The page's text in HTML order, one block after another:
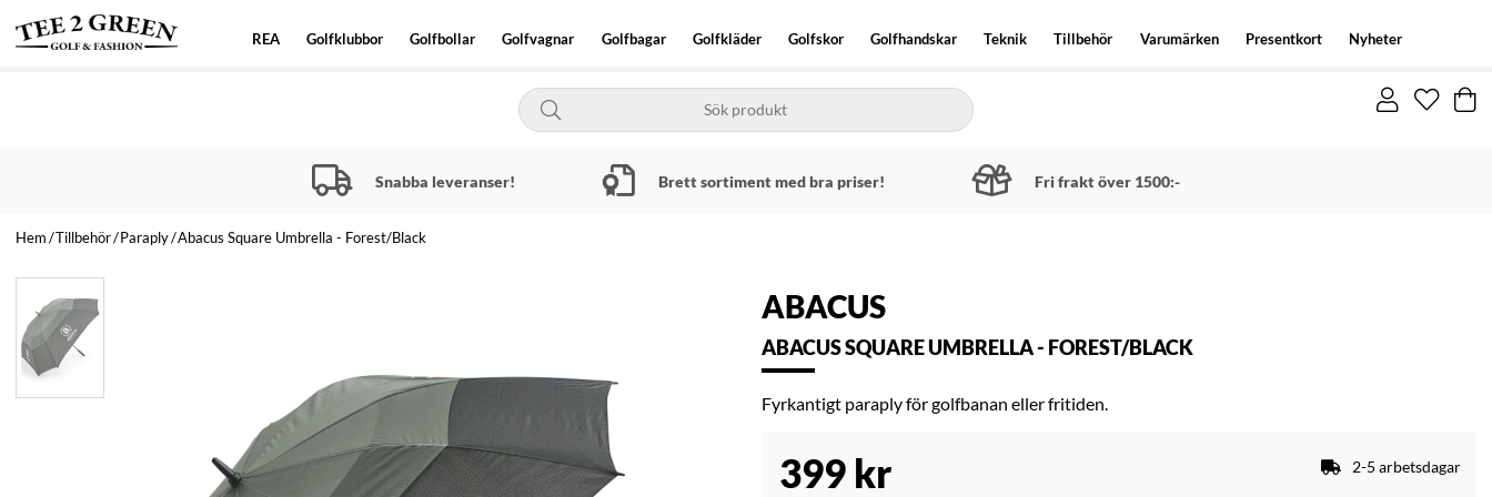
REA Golfklubbor Golfbollar Golfvagnar Golfbagar Golfkläder Golfskor Golfhandskar Teknik Tillbehör Varumärken Presentkort Nyheter
Snabba leveranser! Brett sortiment med bra priser! Fri frakt över 1500:-
Hem Tillbehör Paraply Abacus Square Umbrella - Forest/Black
ABACUS
ABACUS SQUARE UMBRELLA - FOREST/BLACK
Fyrkantigt paraply för golfbanan eller fritiden.
399 kr 2-5 arbetsdagar